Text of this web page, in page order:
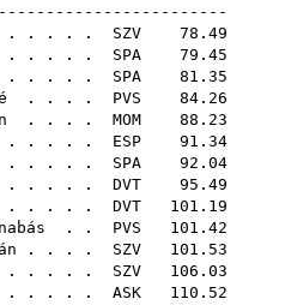
. . . . SZV 78.49
. . . . . SPA 79.45
. . . . SPA 81.35
. . . . PVS 84.26
. . . . MOM 88.23
. . . . ESP 91.34
. . . . . SPA 92.04
. . . . DVT 95.49
. . . . . DVT 101.19
. . PVS 101.42
. . . . SZV 101.53
. . . . SZV 106.03
. . . . ASK 110.52